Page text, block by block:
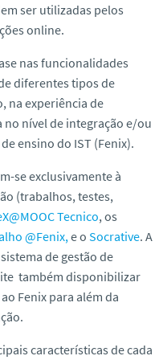
ser utilizadas pelos
online.
nas funcionalidades
diferentes tipos de
na experiência de
no nível de integração e/ou
ensino do IST (Fenix).
se exclusivamente à
(trabalhos, testes,
Tecnico, os
@Fenix, e o Socrative. A
de gestão de
também disponibilizar
Fenix para além da
.
características de cada